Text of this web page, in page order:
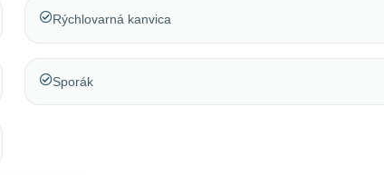
Rýchlovarná kanvica
Sporák